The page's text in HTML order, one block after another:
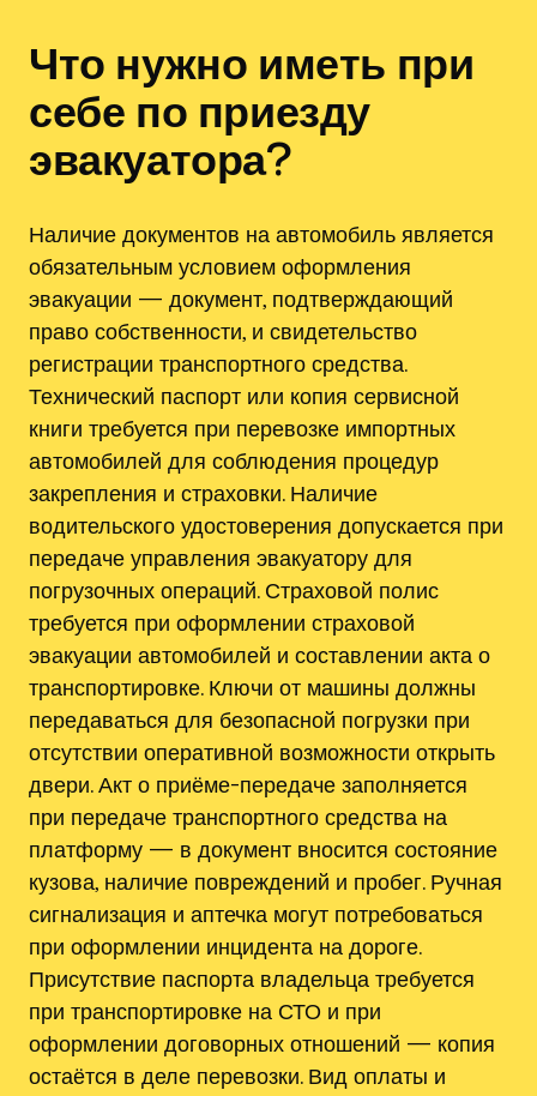
Что нужно иметь при
себе по приезду
эвакуатора?
Наличие документов на автомобиль является
обязательным условием оформления
эвакуации — документ, подтверждающий
право собственности, и свидетельство
регистрации транспортного средства.
Технический паспорт или копия сервисной
книги требуется при перевозке импортных
автомобилей для соблюдения процедур
закрепления и страховки. Наличие
водительского удостоверения допускается при
передаче управления эвакуатору для
погрузочных операций. Страховой полис
требуется при оформлении страховой
эвакуации автомобилей и составлении акта о
транспортировке. Ключи от машины должны
передаваться для безопасной погрузки при
отсутствии оперативной возможности открыть
двери. Акт о приёме-передаче заполняется
при передаче транспортного средства на
платформу — в документ вносится состояние
кузова, наличие повреждений и пробег. Ручная
сигнализация и аптечка могут потребоваться
при оформлении инцидента на дороге.
Присутствие паспорта владельца требуется
при транспортировке на СТО и при
оформлении договорных отношений — копия
остаётся в деле перевозки. Вид оплаты и